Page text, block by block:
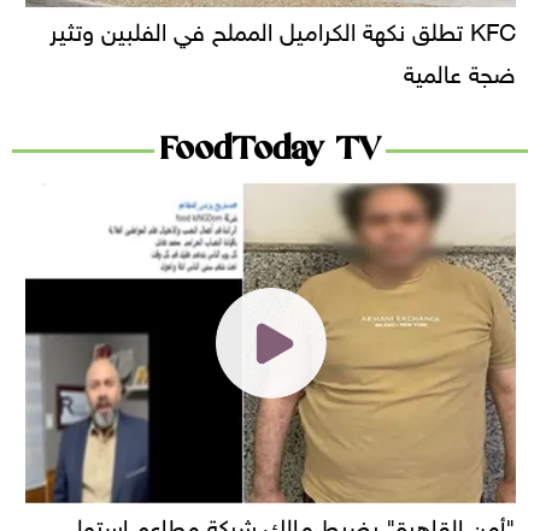
KFC تطلق نكهة الكراميل المملح في الفلبين وتثير
ضجة عالمية
FoodToday TV